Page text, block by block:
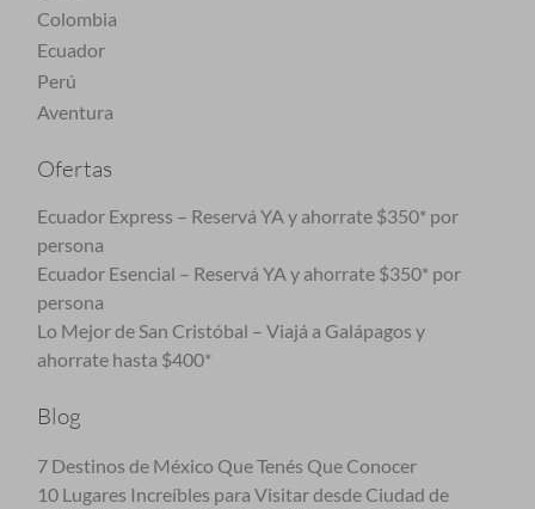
Colombia
Ecuador
Perú
Aventura
Ofertas
Ecuador Express – Reservá YA y ahorrate $350* por
persona
Ecuador Esencial – Reservá YA y ahorrate $350* por
persona
Lo Mejor de San Cristóbal – Viajá a Galápagos y
ahorrate hasta $400*
Blog
7 Destinos de México Que Tenés Que Conocer
10 Lugares Increíbles para Visitar desde Ciudad de